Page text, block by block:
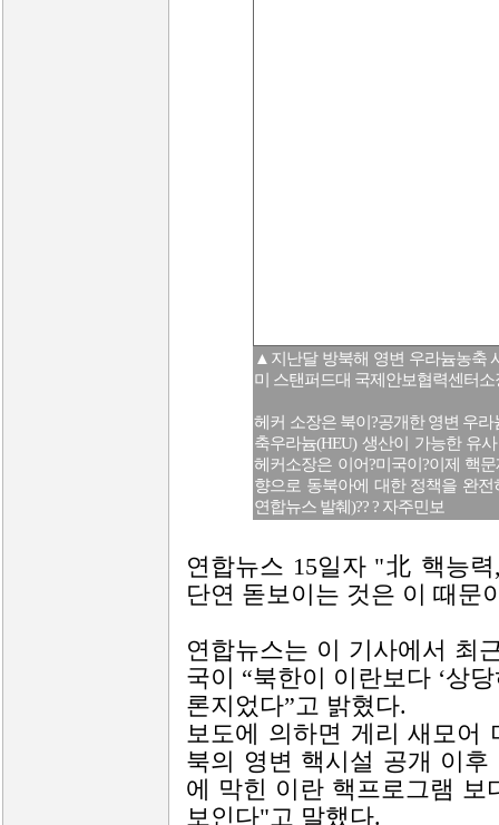
▲지난달 방북해 영변 우라늄농축
미 스탠퍼드대 국제안보협력센터소
헤커 소장은 북이?공개한 영변 우
축우라늄(HEU) 생산이 가능한 유
헤커소장은 이어?미국이?이제 핵
향으로 동북아에 대한 정책을 완
연합뉴스 발췌)?? ? 자주민보
연합뉴스 15일자 "北 핵능
단연 돋보이는 것은 이 때문
연합뉴스는 이 기사에서 최
국이 “북한이 이란보다 ‘상
론지었다”고 밝혔다.
보도에 의하면 게리 새모어
북의 영변 핵시설 공개 이
에 막힌 이란 핵프로그램
보인다"고 말했다.